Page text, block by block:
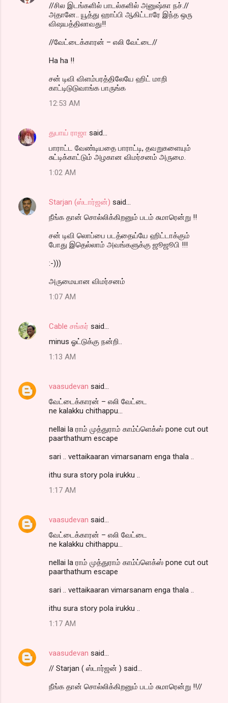
//சில இடங்களில் பாடல்களில் அனுஷ்கா நச்.//
அதானே.. யூத்து ஹாப்பி ஆகிட்டாரே இந்த ஒரு
விஷயத்திலாவது!!
//வேட்டைக்காரன் – எலி வேட்டை//
Ha ha !!
சன் டிவி விளம்பரத்திலேயே ஹிட் மாறி
காட்டிடுடுவாங்க பாருங்க
12:53 AM
துபாய் ராஜா said…
பாராட்ட வேண்டியதை பாராட்டி, தவறுகளையும்
சுட்டிக்காட்டும் அழகான விமர்சனம் அருமை.
1:02 AM
Starjan (ஸ்டார்ஜன்) said…
நீங்க தான் சொல்லிக்கிறனும் படம் சுமாரென்று !!
சன் டிவி லொப்பை படத்தைய்யே ஹிட்டாக்கும்
போது இதெல்லாம் அவங்களுக்கு ஜூஜூபி !!!
:-)))
அருமையான விமர்சனம்
1:07 AM
Cable சங்கர் said…
minus ஓட்டுக்கு நன்றி..
1:13 AM
vaasudevan said…
வேட்டைக்காரன் – எலி வேட்டை
ne kalakku chithappu...
nellai la ராம் முத்துராம் காம்ப்ளெக்ஸ் pone cut out
paarthathum escape
sari .. vettaikaaran vimarsanam enga thala ..
ithu sura story pola irukku ..
1:17 AM
vaasudevan said…
வேட்டைக்காரன் – எலி வேட்டை
ne kalakku chithappu...
nellai la ராம் முத்துராம் காம்ப்ளெக்ஸ் pone cut out
paarthathum escape
sari .. vettaikaaran vimarsanam enga thala ..
ithu sura story pola irukku ..
1:17 AM
vaasudevan said…
// Starjan ( ஸ்டார்ஜன் ) said...
நீங்க தான் சொல்லிக்கிறனும் படம் சுமாரென்று !!//